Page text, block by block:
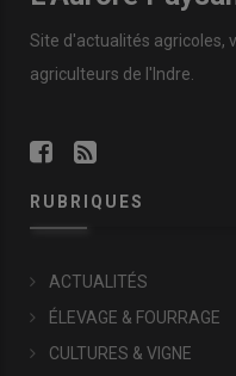
Site d'actualités agricoles,
agriculteurs de l'Indre.
RUBRIQUES
ACTUALITÉS
ÉLEVAGE & FOURRAGE
CULTURES & VIGNE